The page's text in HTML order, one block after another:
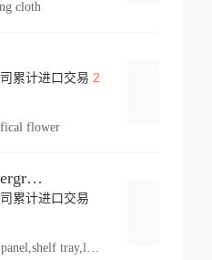
cloth
累计进口交易 2
flower
Knapheide Kc Underground
累计进口交易